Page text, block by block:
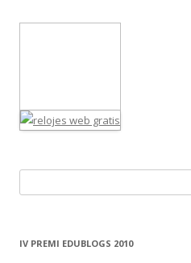
e
c
IV PREMI EDUBLOGS 2010